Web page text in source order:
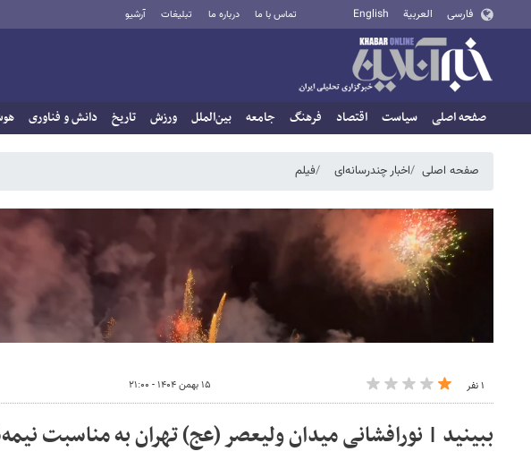
فارسی العربية English تماس با ما درباره ما تبلیغات آرشیو
صفحه اصلی سیاست اقتصاد فرهنگ جامعه بین‌الملل ورزش تاریخ دانش و فناوری
صفحه اصلی اخبار چندرسانه‌ای فیلم
۱ نفر ۱۵ بهمن ۱۴۰۴ - ۲۱:۰۰
ببینید | نورافشانی میدان ولیعصر (عج) تهران به مناسبت